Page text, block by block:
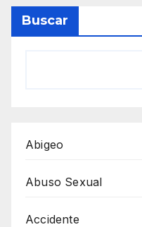
Buscar
Abigeo
Abuso Sexual
Accidente